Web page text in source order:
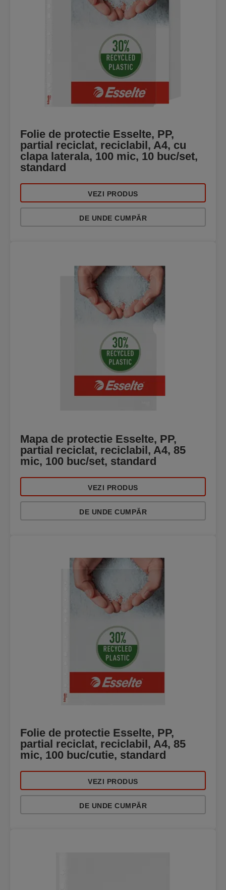
Folie de protectie Esselte, PP,
partial reciclat, reciclabil, A4, cu
clapa laterala, 100 mic, 10 buc/set,
standard
VEZI PRODUS
DE UNDE CUMPĂR
Mapa de protectie Esselte, PP,
partial reciclat, reciclabil, A4, 85
mic, 100 buc/set, standard
VEZI PRODUS
DE UNDE CUMPĂR
Folie de protectie Esselte, PP,
partial reciclat, reciclabil, A4, 85
mic, 100 buc/cutie, standard
VEZI PRODUS
DE UNDE CUMPĂR